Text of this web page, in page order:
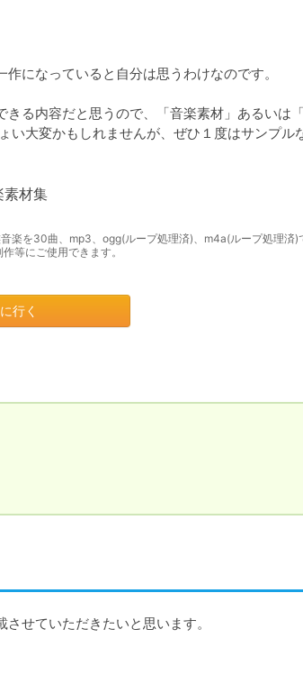
になっていると自分は思うわけなのです。
る内容だと思うので、「音楽素材」あるいは
い大変かもしれませんが、ぜひ１度はサンプル
素材集
楽を30曲、mp3、ogg(ループ処理済)、m4a(ループ処理済)
等にご使用できます。
行く
せていただきたいと思います。